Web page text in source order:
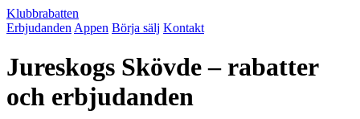
Klubbrabatten
Erbjudanden Appen Börja sälj Kontakt
Jureskogs Skövde – rabatter
och erbjudanden